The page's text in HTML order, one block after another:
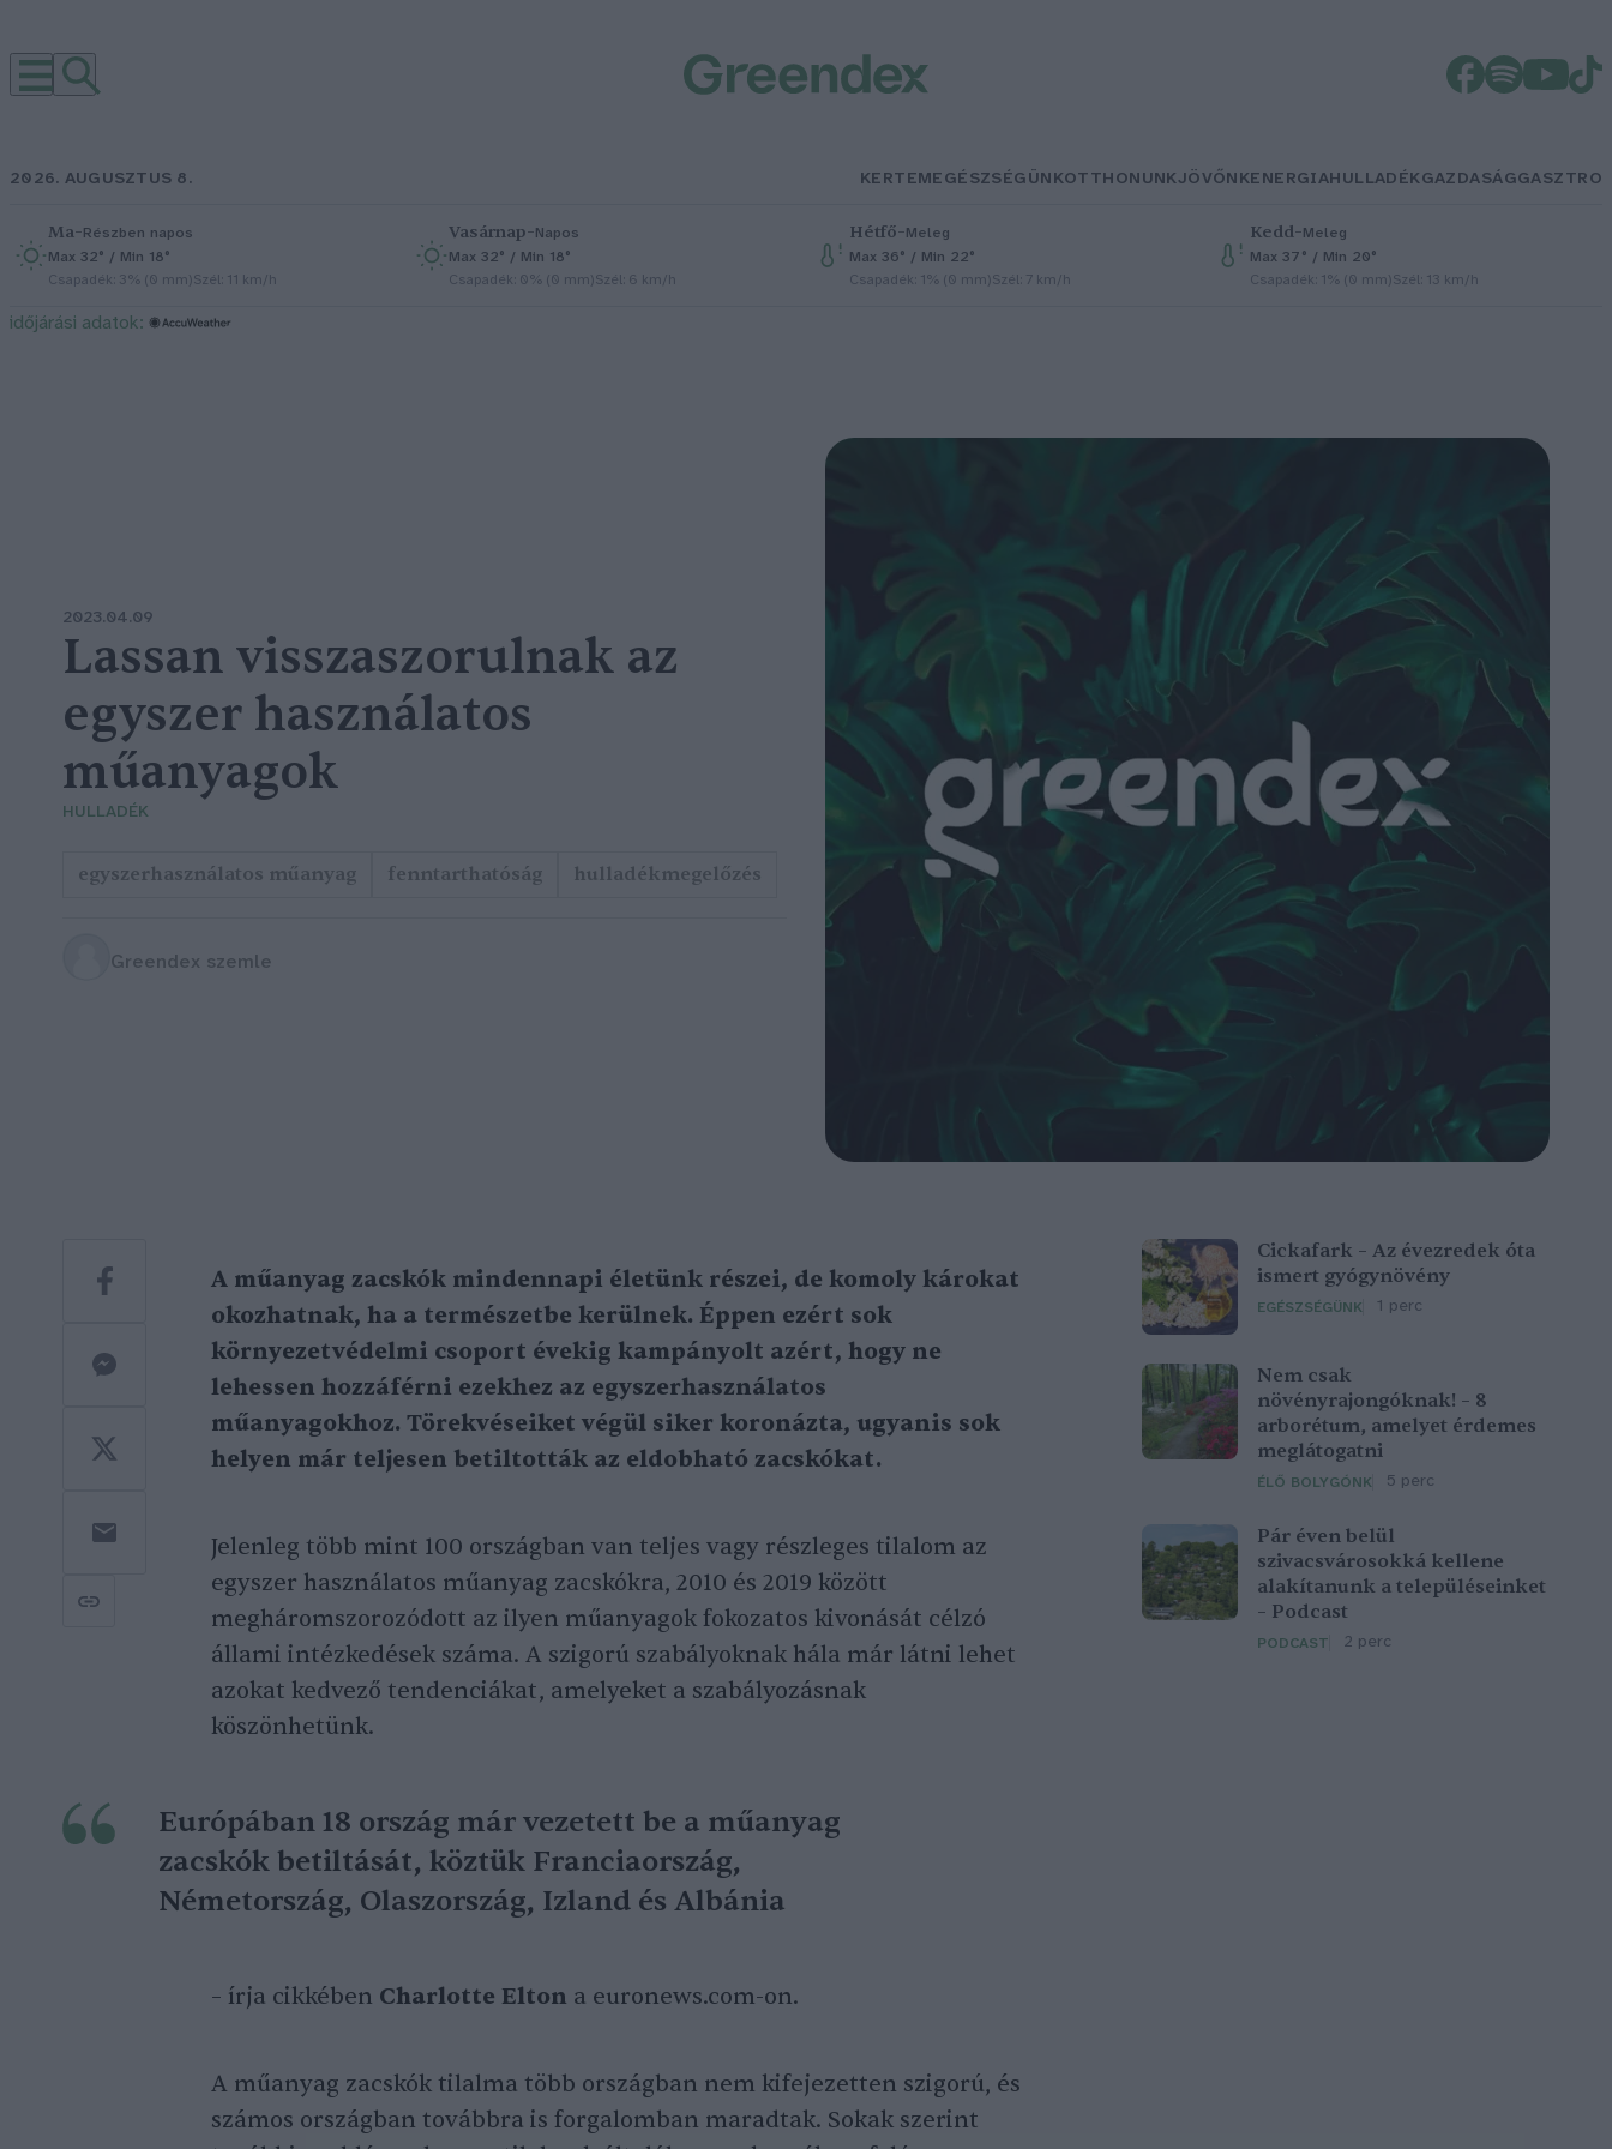
2026. AUGUSZTUS 8. KERTEMEGÉSZSÉGÜNKOTTHONUNKJÖVŐNKENERGIAHULLADÉKGAZDASÁGGASZTRO
Ma–Részben napos
Max 32° / Min 18°
Csapadék: 3% (0 mm)Szél: 11 km/h
Vasárnap–Napos
Max 32° / Min 18°
Csapadék: 0% (0 mm)Szél: 6 km/h
Hétfő–Meleg
Max 36° / Min 22°
Csapadék: 1% (0 mm)Szél: 7 km/h
Kedd–Meleg
Max 37° / Min 20°
Csapadék: 1% (0 mm)Szél: 13 km/h
időjárási adatok:
2023.04.09
Lassan visszaszorulnak az
egyszer használatos
műanyagok
HULLADÉK
egyszerhasználatos műanyag fenntarthatóság hulladékmegelőzés
Greendex szemle
A műanyag zacskók mindennapi életünk részei, de komoly károkat
okozhatnak, ha a természetbe kerülnek. Éppen ezért sok
környezetvédelmi csoport évekig kampányolt azért, hogy ne
lehessen hozzáférni ezekhez az egyszerhasználatos
műanyagokhoz. Törekvéseiket végül siker koronázta, ugyanis sok
helyen már teljesen betiltották az eldobható zacskókat.
Jelenleg több mint 100 országban van teljes vagy részleges tilalom az
egyszer használatos műanyag zacskókra, 2010 és 2019 között
megháromszorozódott az ilyen műanyagok fokozatos kivonását célzó
állami intézkedések száma. A szigorú szabályoknak hála már látni lehet
azokat kedvező tendenciákat, amelyeket a szabályozásnak
köszönhetünk.
Európában 18 ország már vezetett be a műanyag
zacskók betiltását, köztük Franciaország,
Németország, Olaszország, Izland és Albánia
– írja cikkében Charlotte Elton a euronews.com-on.
A műanyag zacskók tilalma több országban nem kifejezetten szigorú, és
számos országban továbbra is forgalomban maradtak. Sokak szerint
Cickafark – Az évezredek óta
ismert gyógynövény
EGÉSZSÉGÜNK 1 perc
Nem csak
növényrajongóknak! – 8
arborétum, amelyet érdemes
meglátogatni
ÉLŐ BOLYGÓNK 5 perc
Pár éven belül
szivacsvárosokká kellene
alakítanunk a településeinket
– Podcast
PODCAST 2 perc